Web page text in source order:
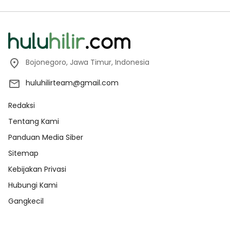
Bojonegoro, Jawa Timur, Indonesia
huluhilirteam@gmail.com
Redaksi
Tentang Kami
Panduan Media Siber
Sitemap
Kebijakan Privasi
Hubungi Kami
Gangkecil